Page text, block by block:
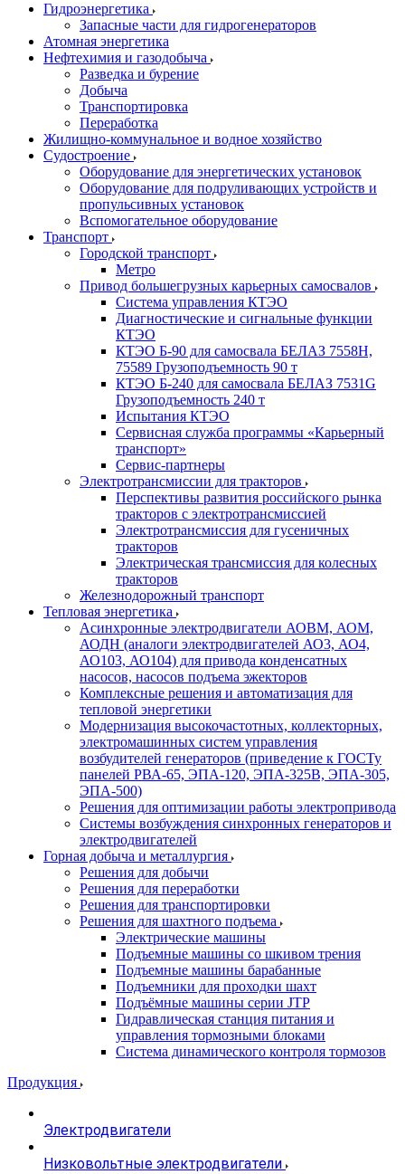
Гидроэнергетика
Запасные части для гидрогенераторов
Атомная энергетика
Нефтехимия и газодобыча
Разведка и бурение
Добыча
Транспортировка
Переработка
Жилищно-коммунальное и водное хозяйство
Судостроение
Оборудование для энергетических установок
Оборудование для подруливающих устройств и
пропульсивных установок
Вспомогательное оборудование
Транспорт
Городской транспорт
Метро
Привод большегрузных карьерных самосвалов
Система управления КТЭО
Диагностические и сигнальные функции
КТЭО
КТЭО Б-90 для самосвала БЕЛАЗ 7558H,
75589 Грузоподъемность 90 т
КТЭО Б-240 для самосвала БЕЛАЗ 7531G
Грузоподъемность 240 т
Испытания КТЭО
Сервисная служба программы «Карьерный
транспорт»
Сервис-партнеры
Электротрансмиссии для тракторов
Перспективы развития российского рынка
тракторов с электротрансмиссией
Электротрансмиссия для гусеничных
тракторов
Электрическая трансмиссия для колесных
тракторов
Железнодорожный транспорт
Тепловая энергетика
Асинхронные электродвигатели АОВМ, АОМ,
АОДН (аналоги электродвигателей АО3, АО4,
АО103, АО104) для привода конденсатных
насосов, насосов подъема эжекторов
Комплексные решения и автоматизация для
тепловой энергетики
Модернизация высокочастотных, коллекторных,
электромашинных систем управления
возбудителей генераторов (приведение к ГОСТу
панелей РВА-65, ЭПА-120, ЭПА-325В, ЭПА-305,
ЭПА-500)
Решения для оптимизации работы электропривода
Системы возбуждения синхронных генераторов и
электродвигателей
Горная добыча и металлургия
Решения для добычи
Решения для переработки
Решения для транспортировки
Решения для шахтного подъема
Электрические машины
Подъемные машины со шкивом трения
Подъемные машины барабанные
Подъемники для проходки шахт
Подъёмные машины серии JTP
Гидравлическая станция питания и
управления тормозными блоками
Система динамического контроля тормозов
Продукция
Электродвигатели
Низковольтные электродвигатели